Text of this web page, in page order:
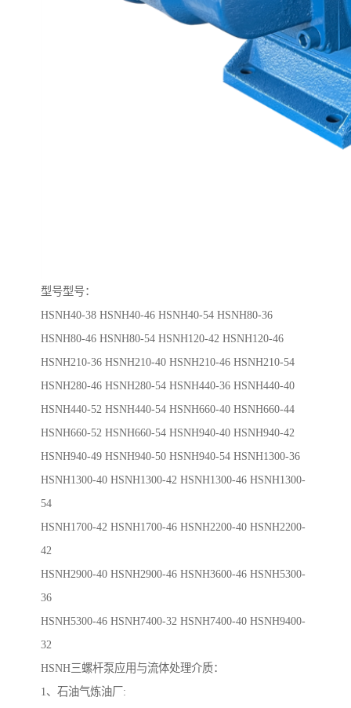
型号型号：
HSNH40-38 HSNH40-46 HSNH40-54 HSNH80-36
HSNH80-46 HSNH80-54 HSNH120-42 HSNH120-46
HSNH210-36 HSNH210-40 HSNH210-46 HSNH210-54
HSNH280-46 HSNH280-54 HSNH440-36 HSNH440-40
HSNH440-52 HSNH440-54 HSNH660-40 HSNH660-44
HSNH660-52 HSNH660-54 HSNH940-40 HSNH940-42
HSNH940-49 HSNH940-50 HSNH940-54 HSNH1300-36
HSNH1300-40 HSNH1300-42 HSNH1300-46 HSNH1300-
54
HSNH1700-42 HSNH1700-46 HSNH2200-40 HSNH2200-
42
HSNH2900-40 HSNH2900-46 HSNH3600-46 HSNH5300-
36
HSNH5300-46 HSNH7400-32 HSNH7400-40 HSNH9400-
32
HSNH三螺杆泵应用与流体处理介质：
1、石油气炼油厂: